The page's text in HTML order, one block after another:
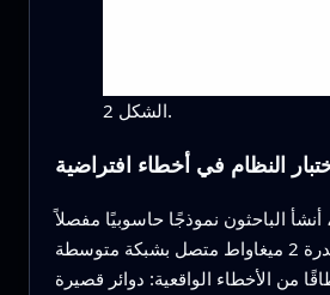
الشكل 2.
النظام في أخطاء افتراضية
أنشأ الباحثون نموذجًا حاسوبيًا مفصلاً
لتوربين رياح بقدرة 2 ميغاواط متصل بشبكة متوسطة
من الأخطاء الواقعية: دوائر قصيرة